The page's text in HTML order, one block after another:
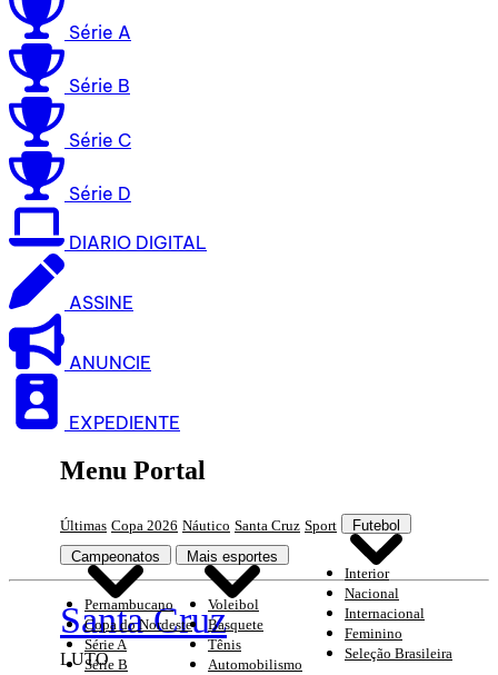
Série A
Série B
Série C
Série D
DIARIO DIGITAL
ASSINE
ANUNCIE
EXPEDIENTE
Menu Portal
Últimas Copa 2026 Náutico Santa Cruz Sport Futebol
Interior
Nacional
Internacional
Feminino
Seleção Brasileira
Campeonatos
Pernambucano
Copa do Nordeste
Série A
Série B
Mais esportes
Voleibol
Basquete
Tênis
Automobilismo
Santa Cruz
LUTO